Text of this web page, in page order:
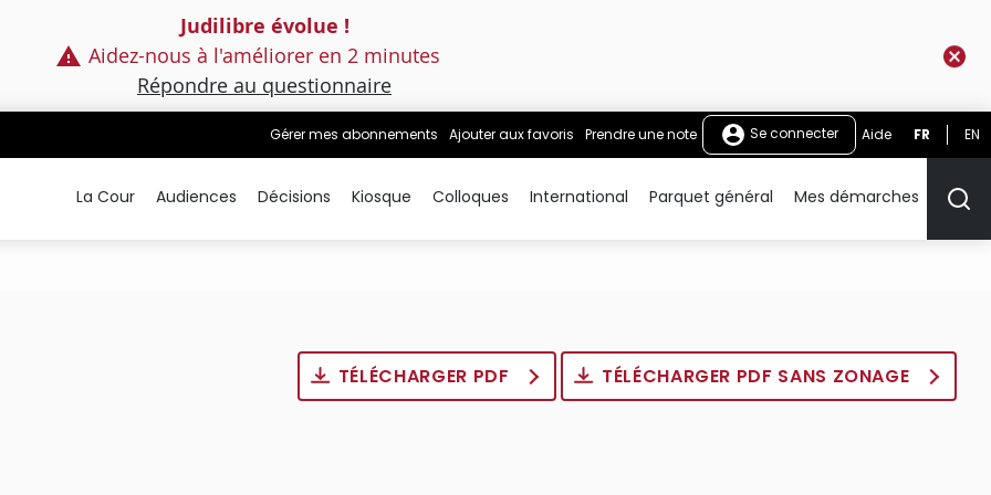
Judilibre évolue !
Aidez-nous à l'améliorer en 2 minutes
Répondre au questionnaire
Gérer mes abonnements Ajouter aux favoris Prendre une note Se connecter Aide FR EN
La Cour Audiences Décisions Kiosque Colloques International Parquet général Mes démarches
TÉLÉCHARGER PDF TÉLÉCHARGER PDF SANS ZONAGE